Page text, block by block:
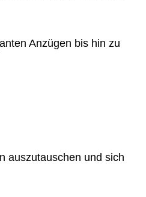
Anzügen bis hin zu
auszutauschen und sich